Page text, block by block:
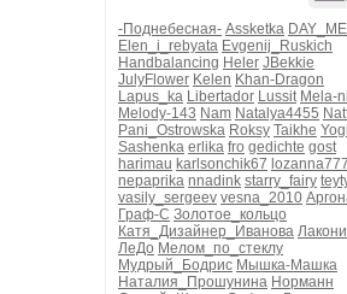
-Поднебесная- Assketka
Elen_i_rebyata Evgenij_Ruskich
Handbalancing Heler JBekkie
JulyFlower Kelen Khan-Dragon
Lapus_ka Libertador Lussit Mela-ni
Melody-143 Nam Natalya4455
Pani_Ostrowska Roksy Taikhe
Sashenka erlika fro gedichte gost
harimau karlsonchik67 lozanna777
nepaprika nnadink starry_fairy
vasily_sergeev vesna_2010
Граф-С Золотое_кольцо
Катя_Дизайнер_Иванова
ЛеДо Мелом_по_стеклу
Мудрый_Бодрис Мышка-Машка
Наталия_Прошунина Норманн